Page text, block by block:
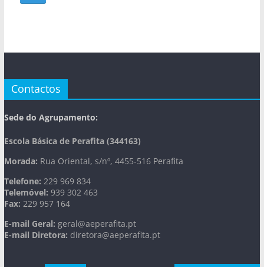
Contactos
Sede do Agrupamento:
Escola Básica de Perafita (344163)
Morada: Rua Oriental, s/nº, 4455-516 Perafita
Telefone: 229 969 834
Telemóvel: 939 302 463
Fax: 229 957 164
E-mail Geral: geral@aeperafita.pt
E-mail Diretora: diretora@aeperafita.pt